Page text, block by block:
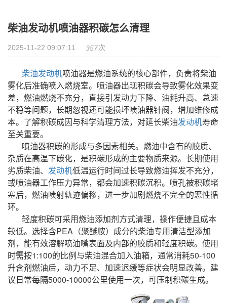
柴油发动机喷油器积碳怎么清理
2025-11-22 09:07:11 357次
柴油发动机喷油器是燃油系统的核心部件，负责将柴油
雾化后准确喷入燃烧室。喷油器出现积碳会导致雾化效果变
差，燃油燃烧不充分，直接引发动力下降、油耗升高、怠速
不稳等问题，长期忽视还可能损坏喷油器针阀，增加维修成
本。了解积碳成因与科学清理方法，对延长柴油发动机寿命
至关重要。
喷油器积碳的形成与多因素相关。燃油中含有的胶质、
杂质在高温下碳化，是积碳形成的主要物质来源。长期使用
劣质柴油、 发动机低温运行时间过长导致燃油挥发不充分，
或喷油器工作压力异常，都会加速积碳沉积。喷孔被积碳堵
塞后，燃油喷射轨迹偏移，进一步加剧燃烧不完全的恶性循
环。
轻度积碳可采用燃油添加剂方式清理，操作便捷且成本
较低。选择含PEA（聚醚胺）成分的柴油专用清洁型添加
剂，能有效溶解喷油嘴表面及内部的胶质和轻度积碳。使用
时需按1:100的比例与柴油混合加入油箱，通常消耗50-100
升含剂燃油后，动力不足、加速迟缓等症状会明显改善。建
议日常每隔5000-10000公里使用一次，可压制积碳生成。